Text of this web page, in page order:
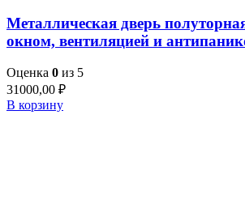
Металлическая дверь
окном, вентиляцией и
Оценка 0 из 5
31000,00 ₽
В корзину